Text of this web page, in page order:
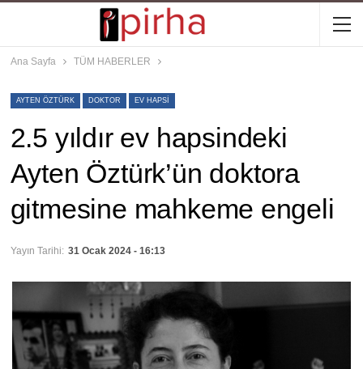
Ana Sayfa TÜM HABERLER
AYTEN ÖZTÜRK DOKTOR EV HAPSI
2.5 yıldır ev hapsindeki
Ayten Öztürk’ün doktora
gitmesine mahkeme engeli
Yayın Tarihi: 31 Ocak 2024 - 16:13